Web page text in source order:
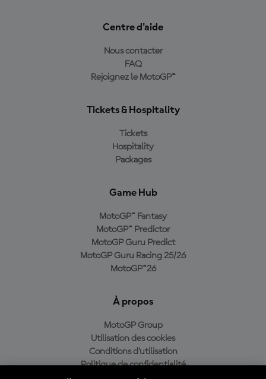
Centre d'aide
Nous contacter
FAQ
Rejoignez le MotoGP™
Tickets & Hospitality
Tickets
Hospitality
Packages
Game Hub
MotoGP™ Fantasy
MotoGP™ Predictor
MotoGP Guru Predict
MotoGP Guru Racing 25/26
MotoGP™26
À propos
MotoGP Group
Utilisation des cookies
Conditions d'utilisation
Politique de confidentialité